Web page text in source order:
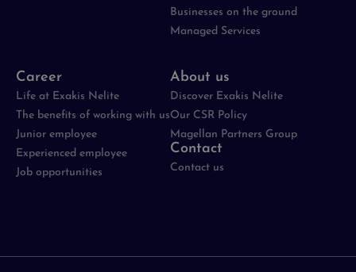
Businesses on the ground
Managed Services
Career
Life at Exakis Nelite
The benefits of working with us
Junior employee
Experienced employee
Job opportunities
About us
Discover Exakis Nelite
Our CSR Policy
Magellan Partners Group
Contact
Contact us